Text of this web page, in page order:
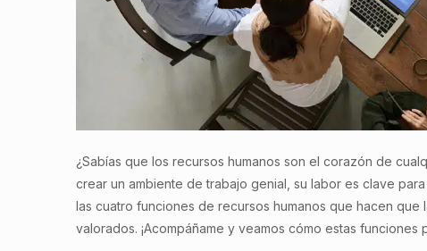
¿Sabías que los recursos humanos son el corazón de
crear un ambiente de trabajo genial, su labor es clave
las cuatro funciones de recursos humanos que hacen
valorados. ¡Acompáñame y veamos cómo estas